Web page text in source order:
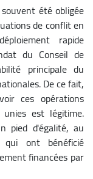
été obligée
de conflit en
rapide
du Conseil de
principale du
De ce fait,
ces opérations
est légitime.
pied d'égalité, au
ont bénéficié
financées par